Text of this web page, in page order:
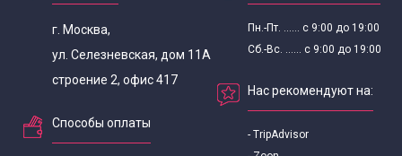
г. Москва,
ул. Селезневская, дом 11А
строение 2, офис 417
Способы оплаты
Пн.-Пт. ...... с 9:00 до 19:00
Сб.-Вс. ...... с 9:00 до 19:00
Нас рекомендуют на:
- TripAdvisor